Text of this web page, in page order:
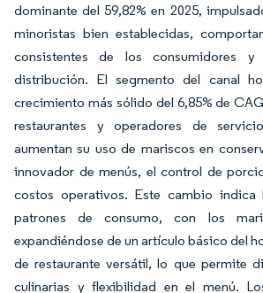
dominante del 59,82% en 2025,
minoristas bien establecidas,
consistentes de los consumidores
distribución. El segmento del canal
crecimiento más sólido del 6,85% de
restaurantes y operadores de
aumentan su uso de mariscos en
innovador de menús, el control de
costos operativos. Este cambio indica
patrones de consumo, con los
expandiéndose de un artículo básico del
de restaurante versátil, lo que permite
culinarias y flexibilidad en el menú.